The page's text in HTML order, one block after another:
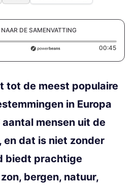
DE SAMENVATTING
time: 0 seconds 00:45
tot de meest populaire
in Europa
mensen uit de
en dat is niet zonder
biedt prachtige
bergen, natuur,